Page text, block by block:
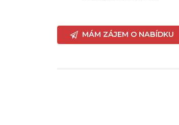
MÁM ZÁJEM O NABÍDKU